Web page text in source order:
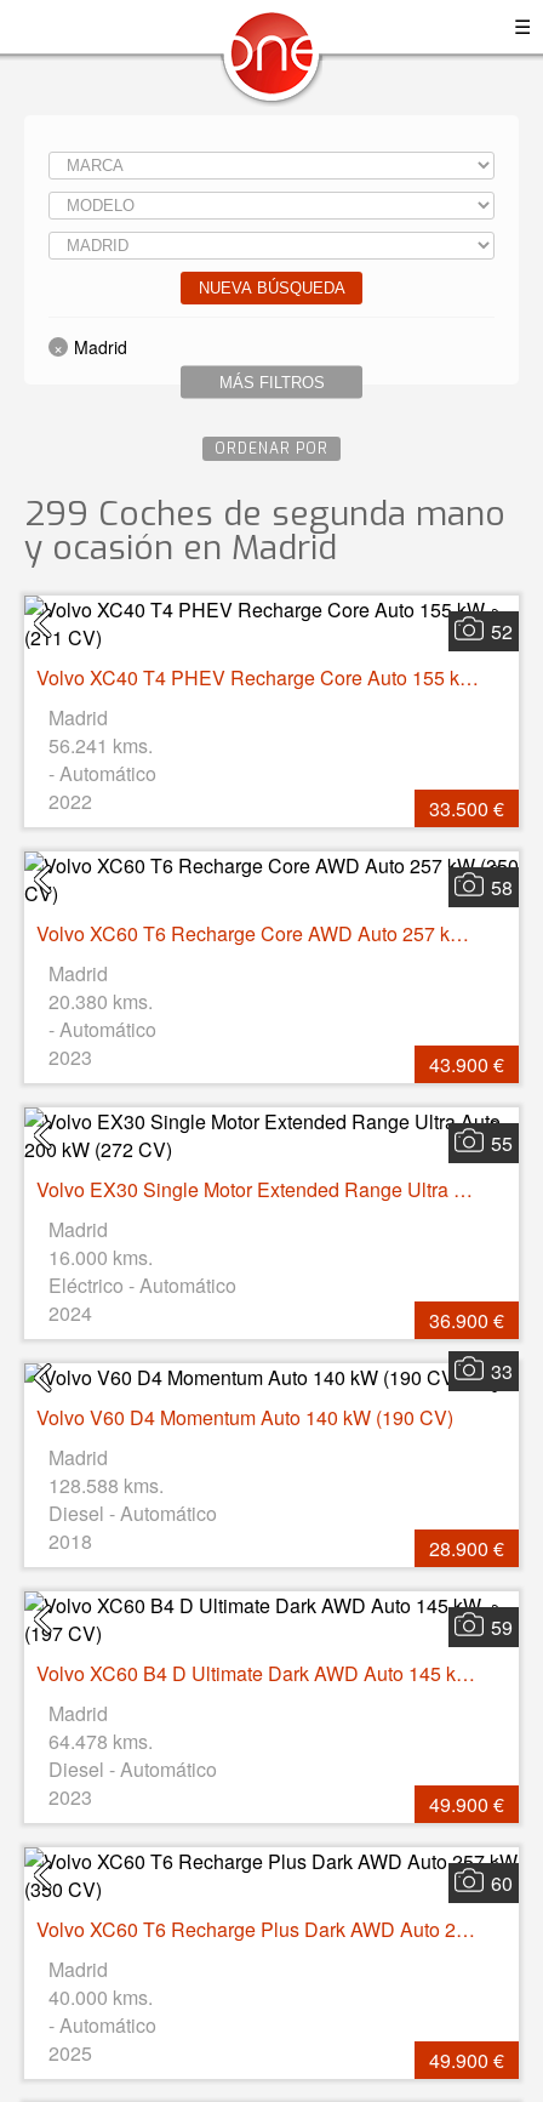
☰
NUEVA BÚSQUEDA
MÁS FILTROS
Madrid
ORDENAR POR
299 Coches de segunda mano
y ocasión en Madrid
52
Volvo XC40 T4 PHEV Recharge Core Auto 155 kW (211 CV)
Madrid
56.241 kms.
- Automático
2022
33.500 €
58
Volvo XC60 T6 Recharge Core AWD Auto 257 kW (350 CV)
Madrid
20.380 kms.
- Automático
2023
43.900 €
55
Volvo EX30 Single Motor Extended Range Ultra Auto 200 kW (272 CV)
Madrid
16.000 kms.
Eléctrico - Automático
2024
36.900 €
33
Volvo V60 D4 Momentum Auto 140 kW (190 CV)
Madrid
128.588 kms.
Diesel - Automático
2018
28.900 €
59
Volvo XC60 B4 D Ultimate Dark AWD Auto 145 kW (197 CV)
Madrid
64.478 kms.
Diesel - Automático
2023
49.900 €
60
Volvo XC60 T6 Recharge Plus Dark AWD Auto 257 kW (350 CV)
Madrid
40.000 kms.
- Automático
2025
49.900 €